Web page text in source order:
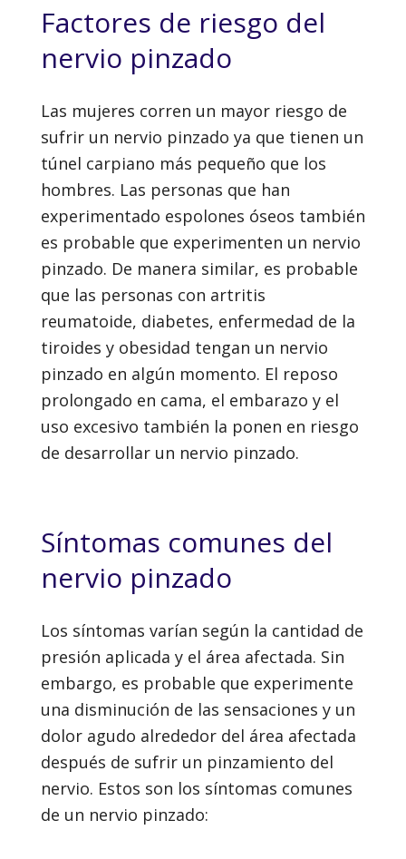
Factores de riesgo del
nervio pinzado
Las mujeres corren un mayor riesgo de
sufrir un nervio pinzado ya que tienen un
túnel carpiano más pequeño que los
hombres. Las personas que han
experimentado espolones óseos también
es probable que experimenten un nervio
pinzado. De manera similar, es probable
que las personas con artritis
reumatoide, diabetes, enfermedad de la
tiroides y obesidad tengan un nervio
pinzado en algún momento. El reposo
prolongado en cama, el embarazo y el
uso excesivo también la ponen en riesgo
de desarrollar un nervio pinzado.
Síntomas comunes del
nervio pinzado
Los síntomas varían según la cantidad de
presión aplicada y el área afectada. Sin
embargo, es probable que experimente
una disminución de las sensaciones y un
dolor agudo alrededor del área afectada
después de sufrir un pinzamiento del
nervio. Estos son los síntomas comunes
de un nervio pinzado: